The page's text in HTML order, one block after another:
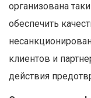
организована
обеспечить
клиентов и
действия